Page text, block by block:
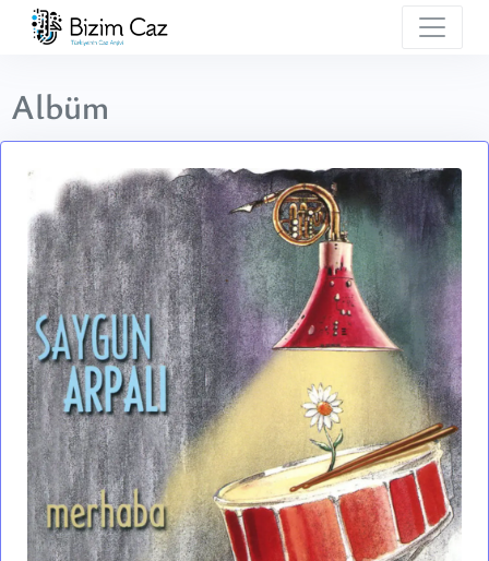
Albüm